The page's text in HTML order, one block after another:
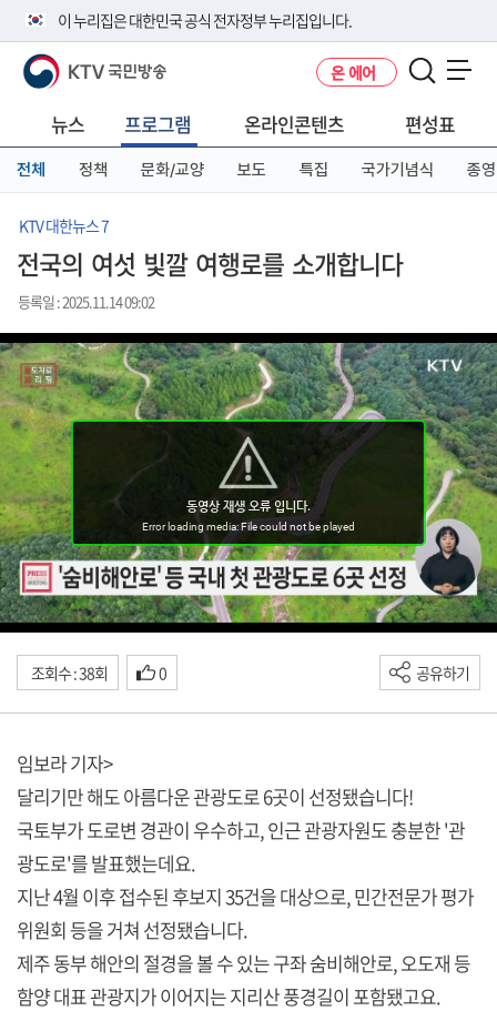
이 누리집은 대한민국 공식 전자정부 누리집입니다.
공식 누리집 주소 확인하기
니다.
이밖에 or.kr 또는 .kr등 다른 도메인 주소를 사용하고 있다면 아래 URL에
서 도메인 주소를 확인해 보세요
KTV 국민방송 온 에어
뉴스 프로그램 온라인콘텐츠 편성표
전체 정책 문화/교양 보도 특집 국가기념식 종영
KTV 대한뉴스 7
전국의 여섯 빛깔 여행로를 소개합니다
등록일 : 2025.11.14 09:02
조회수 : 38회 0 공유하기
임보라 기자>
달리기만 해도 아름다운 관광도로 6곳이 선정됐습니다!
국토부가 도로변 경관이 우수하고, 인근 관광자원도 충분한 '관
광도로'를 발표했는데요.
지난 4월 이후 접수된 후보지 35건을 대상으로, 민간전문가 평가
위원회 등을 거쳐 선정됐습니다.
제주 동부 해안의 절경을 볼 수 있는 구좌 숨비해안로, 오도재 등
함양 대표 관광지가 이어지는 지리산 풍경길이 포함됐고요.